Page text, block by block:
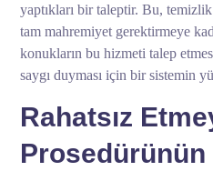
yaptıkları bir taleptir. Bu,
tam mahremiyet gerektirmeye
konukların bu hizmeti talep
saygı duyması için bir sistemin
Rahatsız